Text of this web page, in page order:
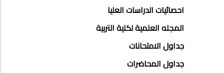
احصائيات الدراسات العليا
المجله العلمية لكلية التربية
جداول الامتحانات
جداول المحاضرات